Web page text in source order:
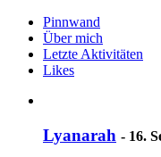
Pinnwand
Über mich
Letzte Aktivitäten
Likes
Lyanarah - 16.